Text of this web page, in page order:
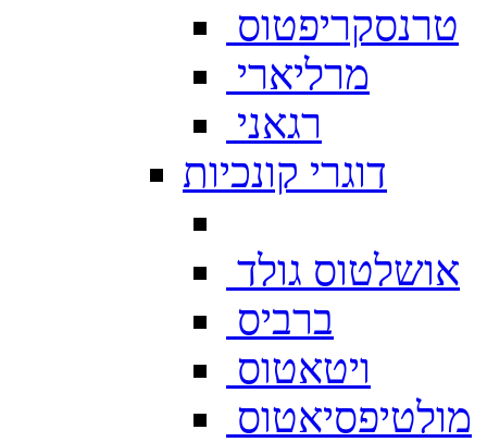
טרנסקריפטוס
מרליארי
רגאני
דוגרי קונכיות
אושלטוס גולד
ברביס
ויטאטוס
מולטיפסיאטוס